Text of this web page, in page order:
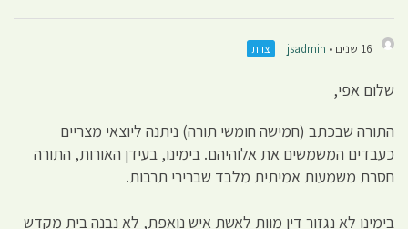
16 שנים • jsadmin צוות
שלום אפי,
התורה שבכתב (חמישה חומשי תורה) ניתנה ליוצאי מצריים
כעבדים המשמשים את אלוהיהם. בימינו, בעידן האורות, התורה
חסרת משמעות אמיתית מלבד שברירי תרבות.
בימינו לא נגזור דין מוות לאשת איש נואפת, לא נבנה בית מקדש